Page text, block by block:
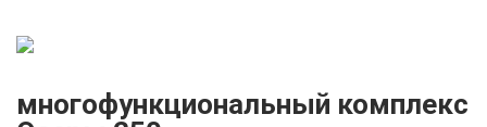
многофункциональный комплекс